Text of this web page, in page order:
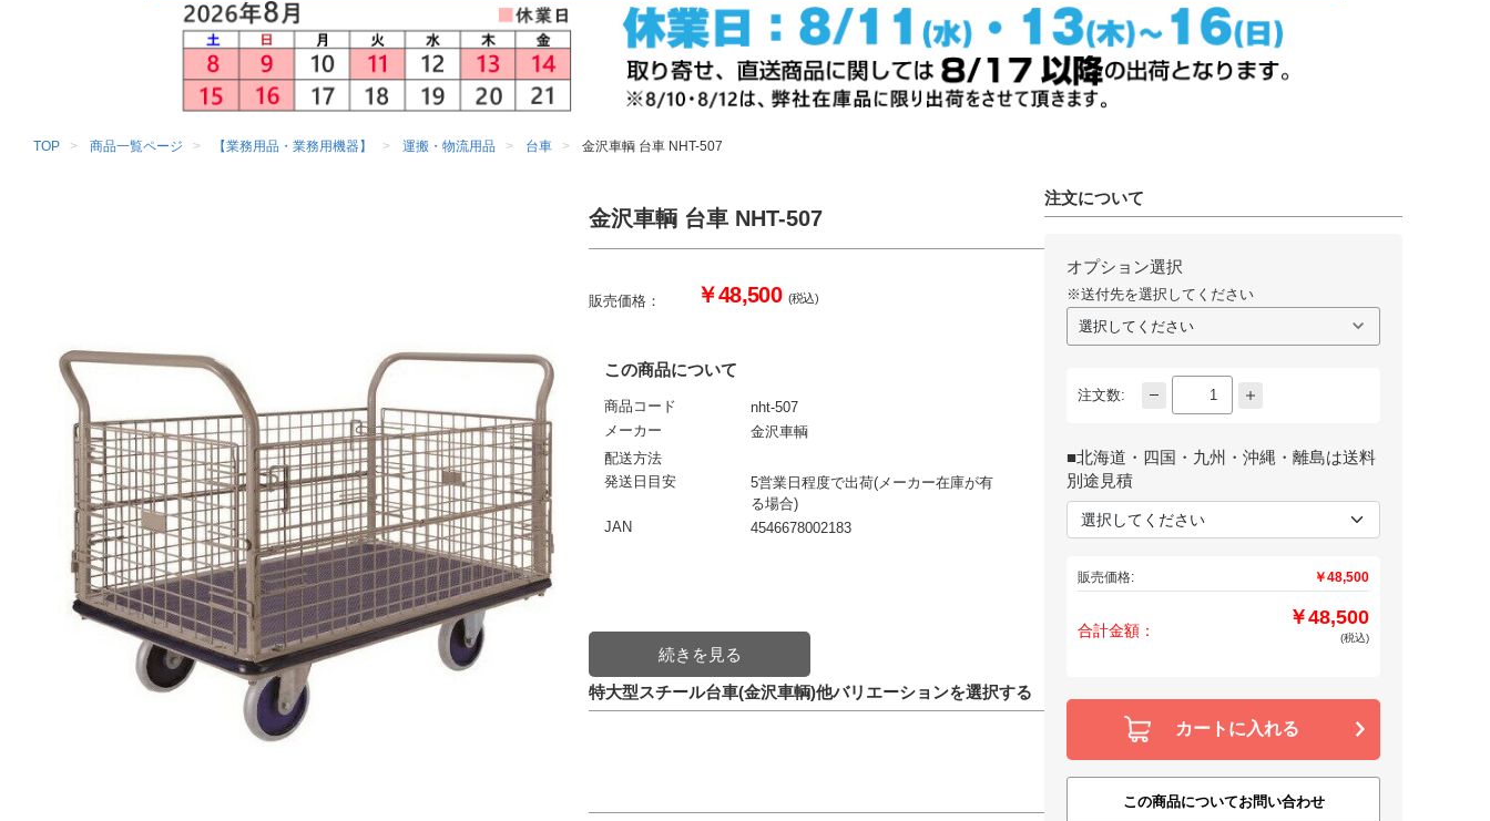
TOP 商品一覧ページ 【業務用品・業務用機器】 運搬・物流用品 台車 金沢車輌 台車 NHT-507
金沢車輌 台車 NHT-507
販売価格： ￥48,500 (税込)
この商品について
商品コード
nht-507
メーカー
金沢車輌
配送方法
発送日目安
5営業日程度で出荷(メーカー在庫が有
る場合)
JAN
4546678002183
特大型スチール台車(金沢車輌)他バリエーションを選択する
注文について
オプション選択
※送付先を選択してください
注文数:
■北海道・四国・九州・沖縄・離島は送料
別途見積
販売価格: ￥48,500
合計金額：
￥48,500
(税込)
カートに入れる
この商品についてお問い合わせ